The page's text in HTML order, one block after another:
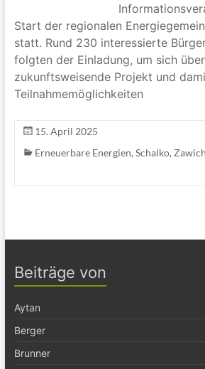
Start der regionalen
statt. Rund 230 interessierte
folgten der Einladung, um sich
zukunftsweisende Projekt und
Teilnahmemöglichkeiten
15. April 2025
Erneuerbare Energien, Schalko,
Beiträge von
Aytan
Berger
Brunner